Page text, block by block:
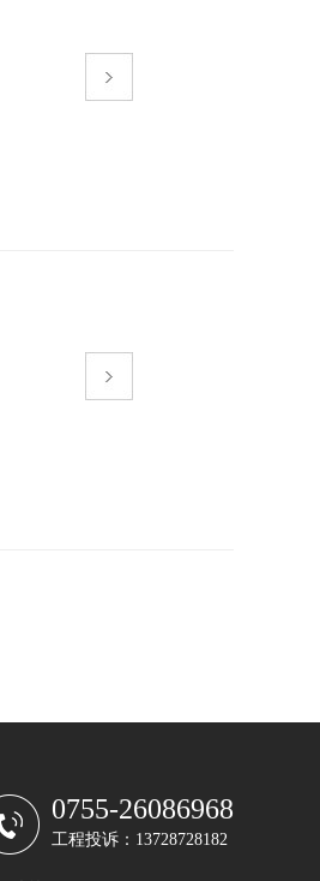
0755-26086968
工程投诉：13728728182